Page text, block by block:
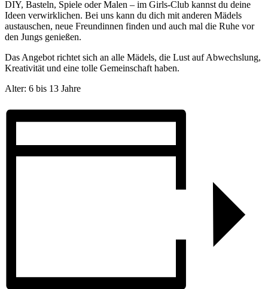
DIY, Basteln, Spiele oder Malen – im Girls-Club kannst du deine
Ideen verwirklichen. Bei uns kann du dich mit anderen Mädels
austauschen, neue Freundinnen finden und auch mal die Ruhe vor
den Jungs genießen.
Das Angebot richtet sich an alle Mädels, die Lust auf Abwechslung,
Kreativität und eine tolle Gemeinschaft haben.
Alter: 6 bis 13 Jahre